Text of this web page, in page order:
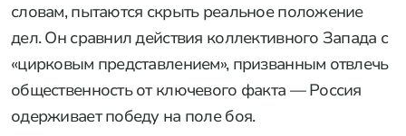
словам, пытаются скрыть реальное положение
дел. Он сравнил действия коллективного Запада с
«цирковым представлением», призванным отвлечь
общественность от ключевого факта — Россия
одерживает победу на поле боя.